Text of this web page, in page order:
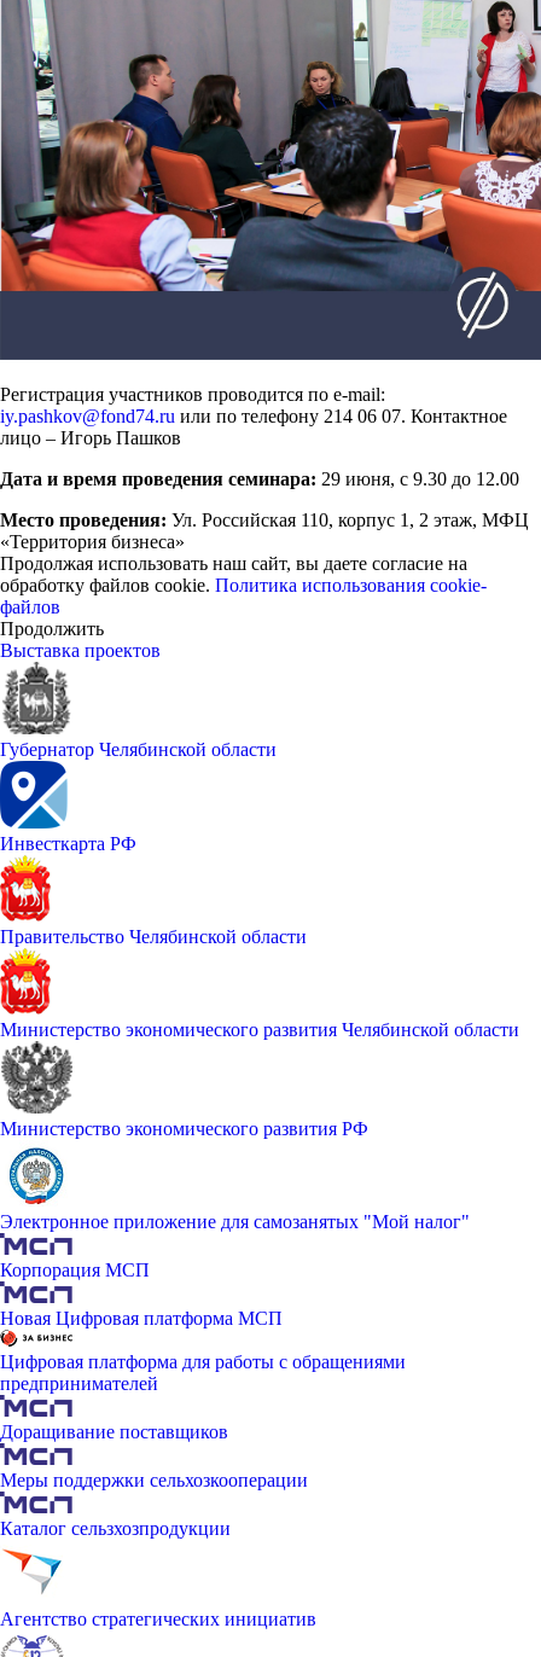
Регистрация участников проводится по e-mail:
iy.pashkov@fond74.ru или по телефону 214 06 07. Контактное
лицо – Игорь Пашков
Дата и время проведения семинара: 29 июня, с 9.30 до 12.00
Место проведения: Ул. Российская 110, корпус 1, 2 этаж, МФЦ
«Территория бизнеса»
Продолжая использовать наш сайт, вы даете согласие на
обработку файлов cookie. Политика использования cookie-
файлов
Продолжить
Выставка проектов
Губернатор Челябинской области
Инвесткарта РФ
Правительство Челябинской области
Министерство экономического развития Челябинской области
Министерство экономического развития РФ
Электронное приложение для самозанятых "Мой налог"
Корпорация МСП
Новая Цифровая платформа МСП
Цифровая платформа для работы с обращениями
предпринимателей
Доращивание поставщиков
Меры поддержки сельхозкооперации
Каталог сельзхозпродукции
Агентство стратегических инициатив